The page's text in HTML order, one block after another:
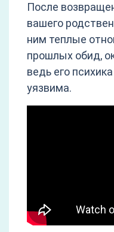
После
вашего
ним теплые
прошлых обид,
ведь его
уязвима.